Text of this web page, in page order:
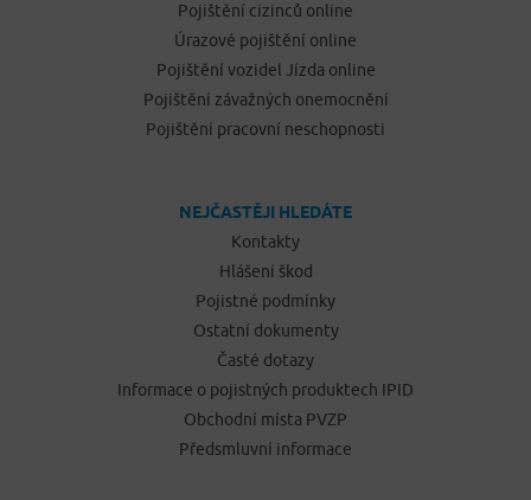
Pojištění cizinců online
Úrazové pojištění online
Pojištění vozidel Jízda online
Pojištění závažných onemocnění
Pojištění pracovní neschopnosti
NEJČASTĚJI HLEDÁTE
Kontakty
Hlášení škod
Pojistné podmínky
Ostatní dokumenty
Časté dotazy
Informace o pojistných produktech IPID
Obchodní místa PVZP
Předsmluvní informace